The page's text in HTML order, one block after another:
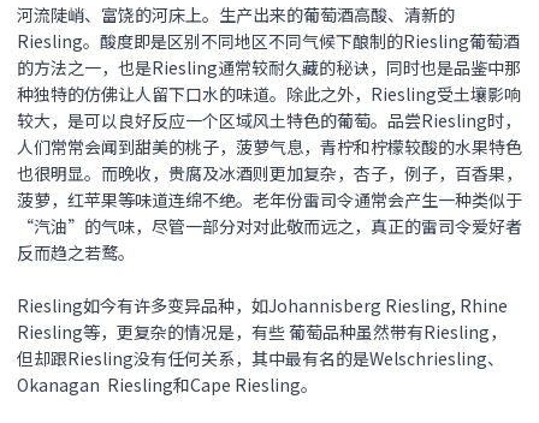
河流陡峭、富饶的河床上。生产出来的葡萄酒高酸、清新的
Riesling。酸度即是区别不同地区不同气候下酿制的Riesling葡萄酒
的方法之一，也是Riesling通常较耐久藏的秘诀，同时也是品鉴中那
种独特的仿佛让人留下口水的味道。除此之外，Riesling受土壤影响
较大，是可以良好反应一个区域风土特色的葡萄。品尝Riesling时，
人们常常会闻到甜美的桃子，菠萝气息，青柠和柠檬较酸的水果特色
也很明显。而晚收，贵腐及冰酒则更加复杂，杏子，例子，百香果，
菠萝，红苹果等味道连绵不绝。老年份雷司令通常会产生一种类似于
“汽油”的气味，尽管一部分对对此敬而远之，真正的雷司令爱好者
反而趋之若鹜。
Riesling如今有许多变异品种，如Johannisberg Riesling, Rhine
Riesling等，更复杂的情况是，有些 葡萄品种虽然带有Riesling，
但却跟Riesling没有任何关系，其中最有名的是Welschriesling、
Okanagan Riesling和Cape Riesling。